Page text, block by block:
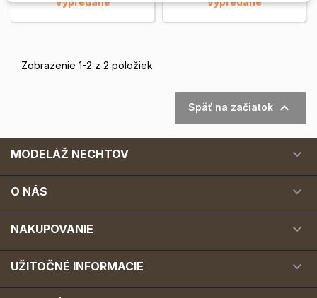
Zobrazenie 1-2 z 2 položiek
Späť na začiatok 
MODELÁŽ NECHTOV 
O NÁS 
NAKUPOVANIE 
UŽITOČNÉ INFORMACIE 